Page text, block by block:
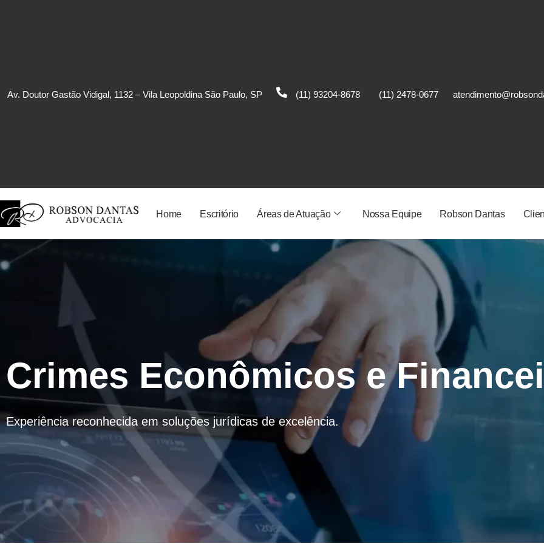
Av. Doutor Gastão Vidigal, 1132 – Vila Leopoldina São Paulo, SP (11) 93204-8678 (11) 2478-0677
Home Escritório Áreas de Atuação Nossa Equipe Robson Dantas
Crimes Econômicos e
Experiência reconhecida em soluções jurídicas de excelência.